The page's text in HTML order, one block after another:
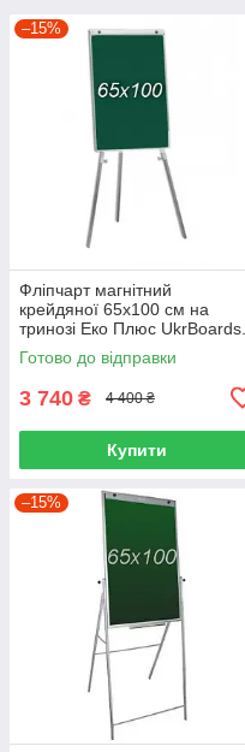
–15%
Фліпчарт магнітний
крейдяної 65х100 см на
тринозі Еко Плюс UkrBoards.
Фліпчарт зелений для крейди
Готово до відправки
3 740 ₴ 4 400 ₴
Купити
–15%